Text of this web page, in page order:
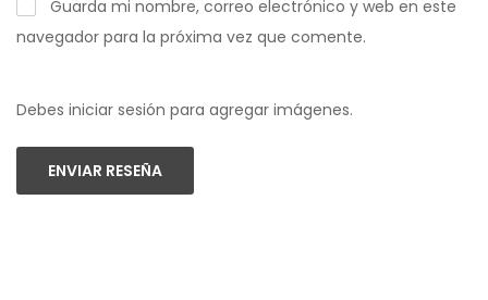
Guarda mi nombre, correo electrónico y web en este
navegador para la próxima vez que comente.
Debes iniciar sesión para agregar imágenes.
ENVIAR RESEÑA